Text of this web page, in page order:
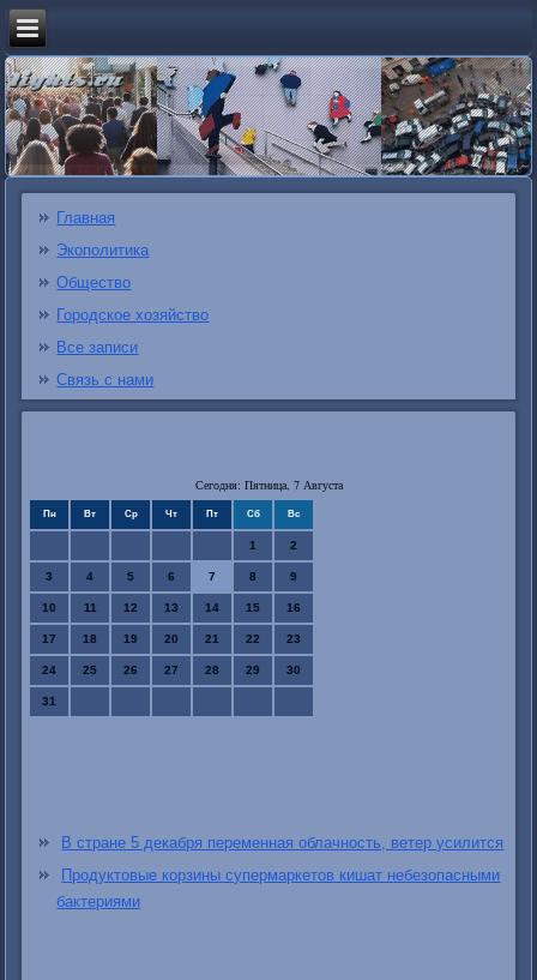
Главная
Экополитика
Общество
Городское хозяйство
Все записи
Связь с нами
Сегодня: Пятница, 7 Августа
Пн Вт Ср Чт Пт Сб Вс
1 2
3 4 5 6 7 8 9
10 11 12 13 14 15 16
17 18 19 20 21 22 23
24 25 26 27 28 29 30
31
В стране 5 декабря переменная облачность, ветер усилится
Продуктовые корзины супермаркетов кишат небезопасными
бактериями